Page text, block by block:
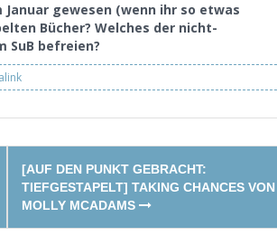
gewesen (wenn ihr so etwas
Bücher? Welches der nicht-
SuB befreien?
[AUF DEN PUNKT GEBRACHT:
TIEFGESTAPELT] TAKING CHANCES VON
MOLLY MCADAMS